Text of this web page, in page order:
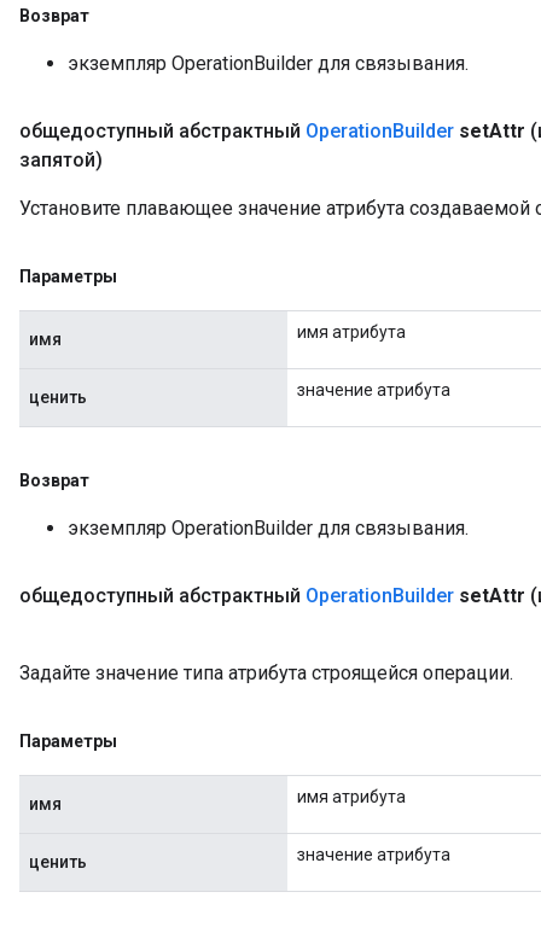
Возврат
экземпляр OperationBuilder для связывания.
общедоступный абстрактный OperationBuilder setAttr
запятой)
Установите плавающее значение атрибута создаваемой
Параметры
имя имя атрибута
ценить значение атрибута
Возврат
экземпляр OperationBuilder для связывания.
общедоступный абстрактный OperationBuilder setAttr
Задайте значение типа атрибута строящейся операции.
Параметры
имя имя атрибута
ценить значение атрибута